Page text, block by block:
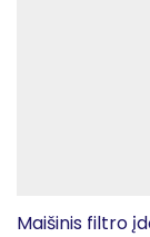
Maišinis filtro